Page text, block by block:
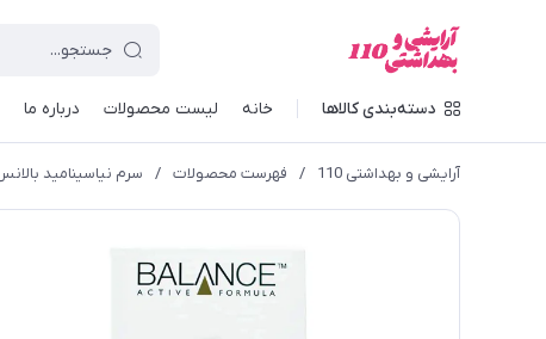
دسته‌بندی کالاها خانه لیست محصولات درباره ما
آرایشی و بهداشتی 110 / فهرست محصولات / سرم نیاسینامید